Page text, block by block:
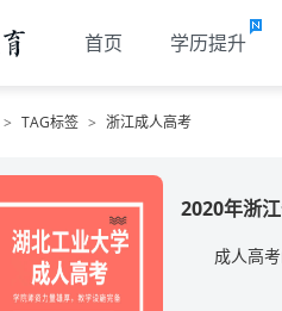
首页 学历提升
> TAG标签 > 浙江成人高考
2020年浙
成人高